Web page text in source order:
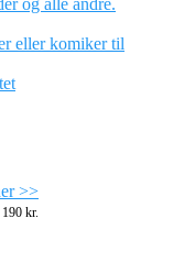
eller komiker til
>>
kr.